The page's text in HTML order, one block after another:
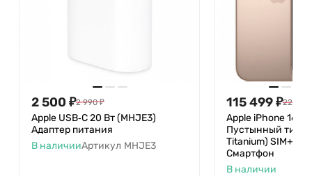
2 500 ₽2 990 ₽
Apple USB‑C 20 Вт (MHJE3)
Адаптер питания
В наличииАртикул MHJE3
115 499₽224
Apple iPhone 16
Пустынный
Titanium)
Смартфон
В наличии